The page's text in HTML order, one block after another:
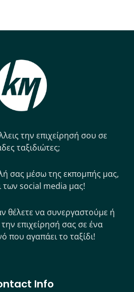
την επιχείρησή σου σε
ταξιδιώτες;
σας μέσω της εκπομπής μας,
των social media μας!
θέλετε να συνεργαστούμε ή
επιχείρησή σας σε ένα
που αγαπάει το ταξίδι!
Info